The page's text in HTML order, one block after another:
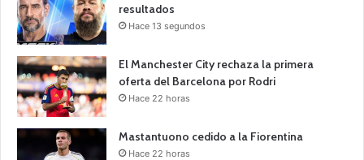
resultados
Hace 13 segundos
El Manchester City rechaza la primera
oferta del Barcelona por Rodri
Hace 22 horas
Mastantuono cedido a la Fiorentina
Hace 22 horas